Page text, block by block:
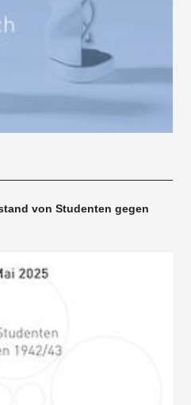
von Studenten gegen